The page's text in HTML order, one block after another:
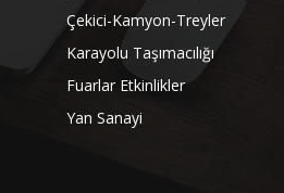
Çekici-Kamyon-Treyler
Karayolu Taşımacılığı
Fuarlar Etkinlikler
Yan Sanayi